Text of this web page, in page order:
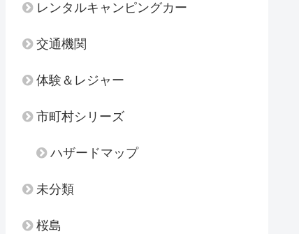
レンタルキャンピングカー
交通機関
体験＆レジャー
市町村シリーズ
ハザードマップ
未分類
桜島